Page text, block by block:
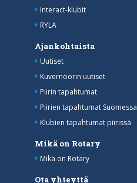
Interact-klubit
RYLA
Ajankohtaista
Uutiset
Kuvernöörin uutiset
Piirin tapahtumat
Piirien tapahtumat Suomessa
Klubien tapahtumat piirissä
Mikä on Rotary
Mikä on Rotary
Ota yhteyttä